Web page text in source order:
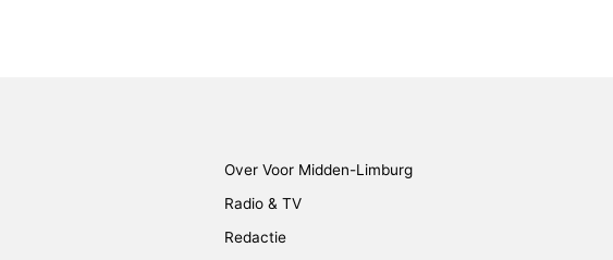
Over Voor Midden-Limburg
Radio & TV
Redactie